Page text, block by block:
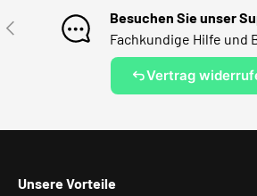
VORHERIGE
Besuchen Sie unser
Fachkundige Hilfe und
Vertrag
Unsere Vorteile